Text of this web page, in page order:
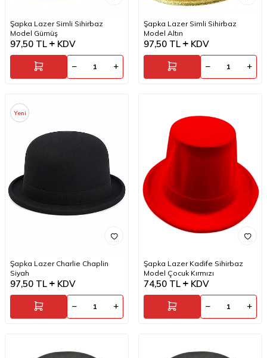
Şapka Lazer Simli Sihirbaz
Model Gümüş
97,50 TL KDV
Şapka Lazer Simli Sihirbaz
Model Altın
97,50 TL KDV
Yeni
Şapka Lazer Charlie Chaplin
Siyah
97,50 TL KDV
Şapka Lazer Kadife Sihirbaz
Model Çocuk Kırmızı
74,50 TL KDV